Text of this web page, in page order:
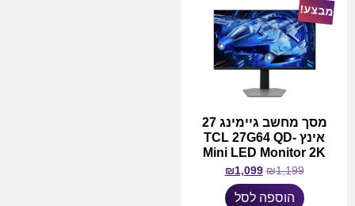
מבצע!
מסך מחשב גיימינג 27
אינץ TCL 27G64 QD-
Mini LED Monitor 2K
₪1,199
₪1,099
הוספה לסל